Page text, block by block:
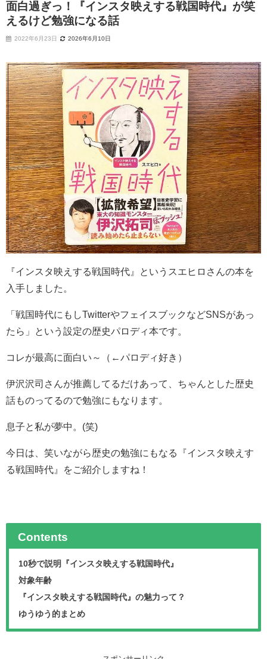
面白過ぎっ！『インスタ映えする戦国時代』が笑
えるけど勉強になる話
2022年6月23日 2026年6月10日
『インスタ映えする戦国時代』というスエヒロさんの本を
入手しました。
「戦国時代にもしTwitterやフェイスブックなどSNSがあっ
たら」という設定の歴史パロディ本です。
コレが最高に面白い～（←パロディ好き）
伊沢沢司さんが推薦してるだけあって、ちゃんとした歴史
話ものってるので勉強にもなります。
息子と私が夢中。(笑)
今日は、笑いながら歴史の勉強にもなる『インスタ映えす
る戦国時代』をご紹介しますね！
Contents
10秒で説明『インスタ映えする戦国時代』
対象年齢
『インスタ映えする戦国時代』の魅力って？
ゆうゆう的まとめ